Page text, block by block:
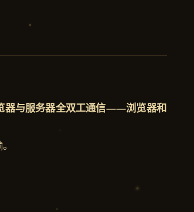
器与服务器全双工通信——浏览器和